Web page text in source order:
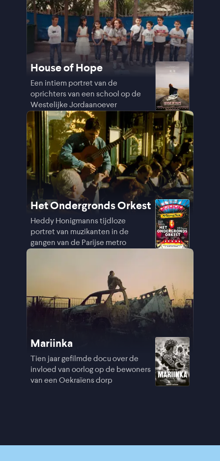
House of Hope
Een intiem portret van de
oprichters van een school op de
Westelijke Jordaanoever
Het Ondergronds Orkest
Heddy Honigmanns tijdloze
portret van muzikanten in de
gangen van de Parijse metro
Mariinka
Tien jaar gefilmde docu over de
invloed van oorlog op de bewoners
van een Oekraïens dorp